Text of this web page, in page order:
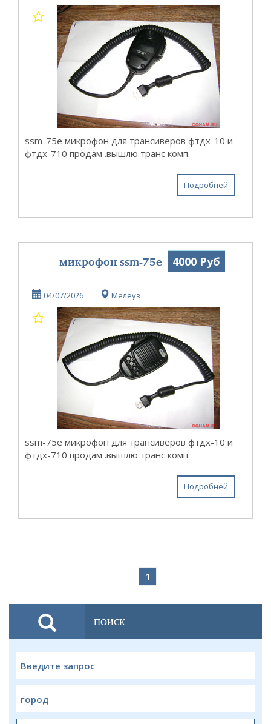
ssm-75e микрофон для трансиверов фтдх-10 и
фтдх-710 продам .вышлю транс комп.
Подробней
микрофон ssm-75e 4000 Руб
04/07/2026 Мелеуз
ssm-75e микрофон для трансиверов фтдх-10 и
фтдх-710 продам .вышлю транс комп.
Подробней
1
ПОИСК